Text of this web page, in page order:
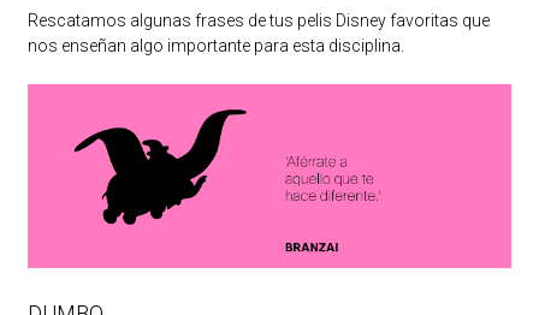
Rescatamos algunas frases de tus pelis Disney favoritas que
nos enseñan algo importante para esta disciplina.